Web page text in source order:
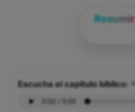
Resumir
Escucha el capítulo bíblico: